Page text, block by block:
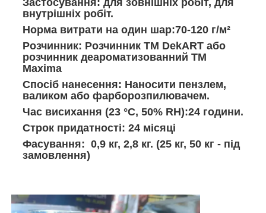
внутрішніх робіт.
Норма витрати на один шар:70-120 г/м²
Розчинник: Розчинник ТМ DekART або
розчинник деароматизованний ТМ
Maxima
Спосіб нанесення: Наносити пензлем,
валиком або фарборозпилювачем.
Час висихання (23 °С, 50% RH):24 години.
Строк придатності: 24 місяці
Фасування: 0,9 кг, 2,8 кг. (25 кг, 50 кг - під
замовлення)